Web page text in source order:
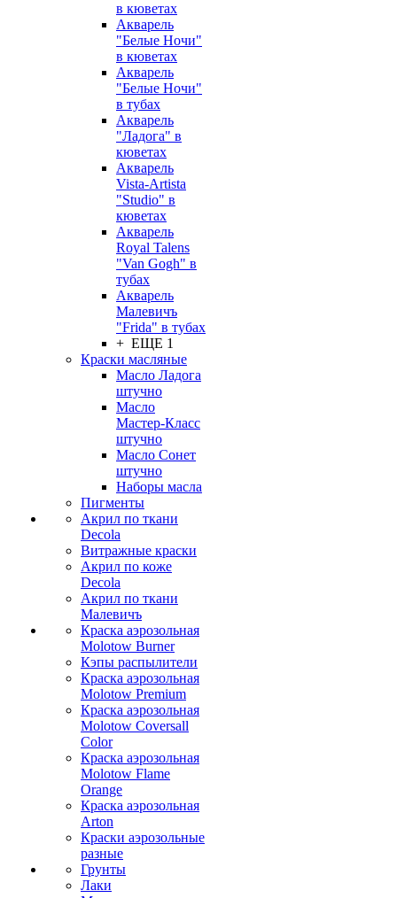
в кюветах
Акварель
"Белые Ночи"
в кюветах
Акварель
"Белые Ночи"
в тубах
Акварель
"Ладога" в
кюветах
Акварель
Vista-Artista
"Studio" в
кюветах
Акварель
Royal Talens
"Van Gogh" в
тубах
Акварель
Малевичъ
"Frida" в тубах
+ ЕЩЕ 1
Краски масляные
Масло Ладога
штучно
Масло
Мастер-Класс
штучно
Масло Сонет
штучно
Наборы масла
Пигменты
Акрил по ткани
Decola
Витражные краски
Акрил по коже
Decola
Акрил по ткани
Малевичъ
Краска аэрозольная
Molotow Burner
Кэпы распылители
Краска аэрозольная
Molotow Premium
Краска аэрозольная
Molotow Coversall
Color
Краска аэрозольная
Molotow Flame
Orange
Краска аэрозольная
Arton
Краски аэрозольные
разные
Грунты
Лаки